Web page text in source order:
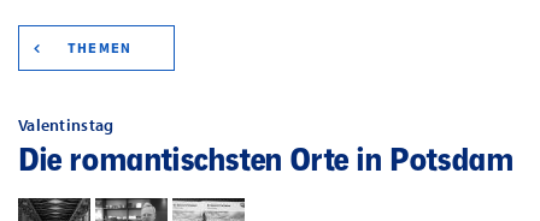
THEMEN
Valentinstag
Die romantischsten Orte in Potsdam